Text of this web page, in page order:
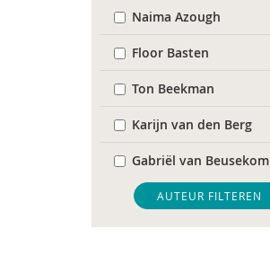
Naima Azough
Floor Basten
Ton Beekman
Karijn van den Berg
Gabriël van Beusekom
Lonneke Bierhoff
Gert Biesta
AUTEUR FILTEREN